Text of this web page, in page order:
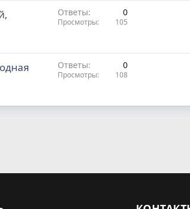
Ответы 0
Просмотры 105
Ответы 0
Просмотры 108